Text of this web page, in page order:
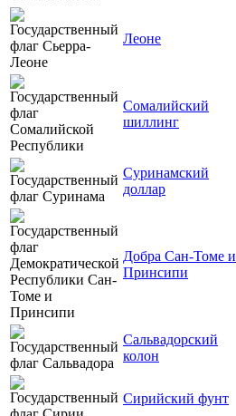
Леоне
Сомалийский
шиллинг
Суринамский
доллар
Добра Сан-Томе и
Принсипи
Сальвадорский
колон
Сирийский фунт